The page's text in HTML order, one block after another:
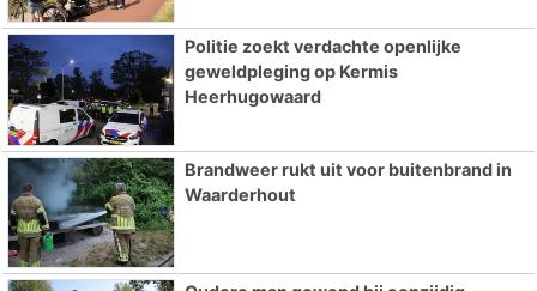
Politie zoekt verdachte openlijke
geweldpleging op Kermis
Heerhugowaard
Brandweer rukt uit voor buitenbrand in
Waarderhout